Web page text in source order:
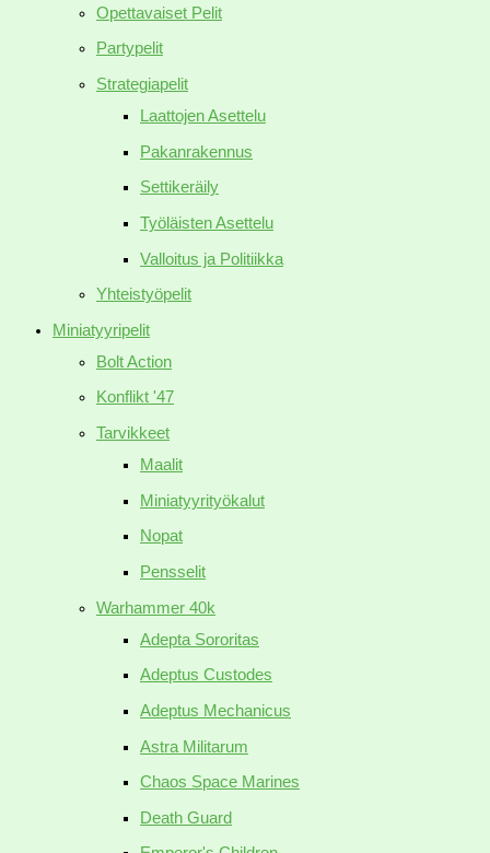
Opettavaiset Pelit
Partypelit
Strategiapelit
Laattojen Asettelu
Pakanrakennus
Settikeräily
Työläisten Asettelu
Valloitus ja Politiikka
Yhteistyöpelit
Miniatyyripelit
Bolt Action
Konflikt '47
Tarvikkeet
Maalit
Miniatyyrityökalut
Nopat
Pensselit
Warhammer 40k
Adepta Sororitas
Adeptus Custodes
Adeptus Mechanicus
Astra Militarum
Chaos Space Marines
Death Guard